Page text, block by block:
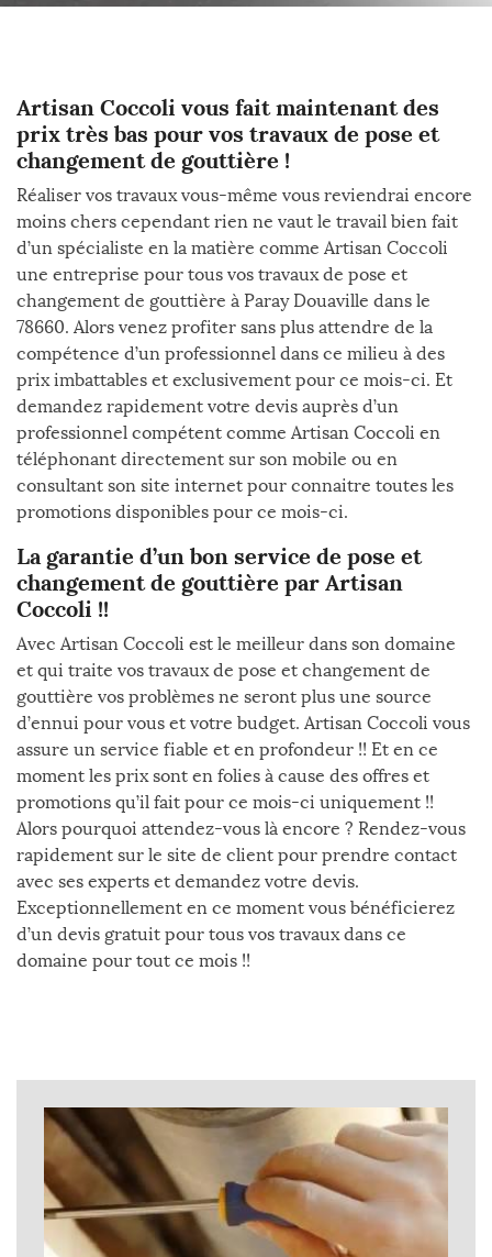
Artisan Coccoli vous fait maintenant des
prix très bas pour vos travaux de pose et
changement de gouttière !
Réaliser vos travaux vous-même vous reviendrai encore
moins chers cependant rien ne vaut le travail bien fait
d’un spécialiste en la matière comme Artisan Coccoli
une entreprise pour tous vos travaux de pose et
changement de gouttière à Paray Douaville dans le
78660. Alors venez profiter sans plus attendre de la
compétence d’un professionnel dans ce milieu à des
prix imbattables et exclusivement pour ce mois-ci. Et
demandez rapidement votre devis auprès d’un
professionnel compétent comme Artisan Coccoli en
téléphonant directement sur son mobile ou en
consultant son site internet pour connaitre toutes les
promotions disponibles pour ce mois-ci.
La garantie d’un bon service de pose et
changement de gouttière par Artisan
Coccoli !!
Avec Artisan Coccoli est le meilleur dans son domaine
et qui traite vos travaux de pose et changement de
gouttière vos problèmes ne seront plus une source
d’ennui pour vous et votre budget. Artisan Coccoli vous
assure un service fiable et en profondeur !! Et en ce
moment les prix sont en folies à cause des offres et
promotions qu’il fait pour ce mois-ci uniquement !!
Alors pourquoi attendez-vous là encore ? Rendez-vous
rapidement sur le site de client pour prendre contact
avec ses experts et demandez votre devis.
Exceptionnellement en ce moment vous bénéficierez
d’un devis gratuit pour tous vos travaux dans ce
domaine pour tout ce mois !!